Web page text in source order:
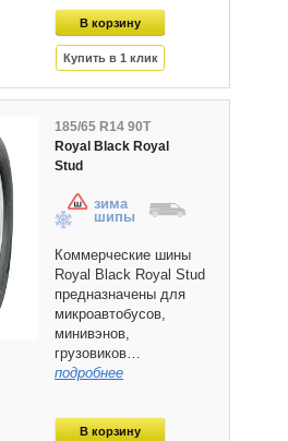
185/65 R14 90T
Royal Black Royal
Stud
зима
шипы
Коммерческие шины
Royal Black Royal Stud
предназначены для
микроавтобусов,
минивэнов,
грузовиков…
подробнее